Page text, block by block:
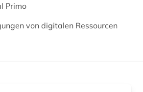
Primo
von digitalen Ressourcen